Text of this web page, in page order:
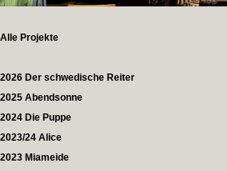
Alle Projekte
2026 Der schwedische Reiter
2025 Abendsonne
2024 Die Puppe
2023/24 Alice
2023 Miameide